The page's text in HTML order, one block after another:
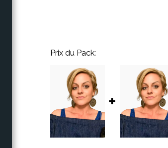
Prix ​​du Pack: